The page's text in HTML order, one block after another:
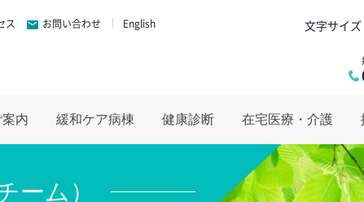
ス お問い合わせ English 文字サイズ
内 緩和ケア病棟 健康診断 在宅医療・介護
ーム）